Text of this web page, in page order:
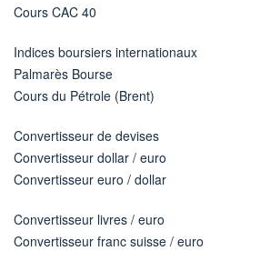
Cours CAC 40
Indices boursiers internationaux
Palmarès Bourse
Cours du Pétrole (Brent)
Convertisseur de devises
Convertisseur dollar / euro
Convertisseur euro / dollar
Convertisseur livres / euro
Convertisseur franc suisse / euro